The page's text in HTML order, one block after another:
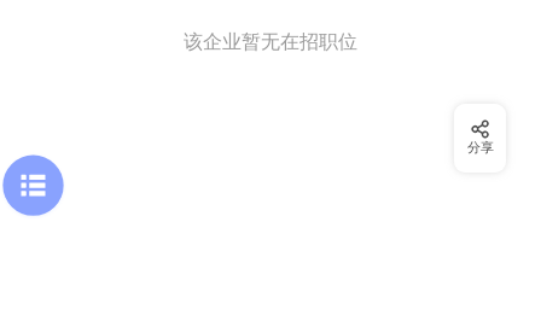
该企业暂无在招职位
分享